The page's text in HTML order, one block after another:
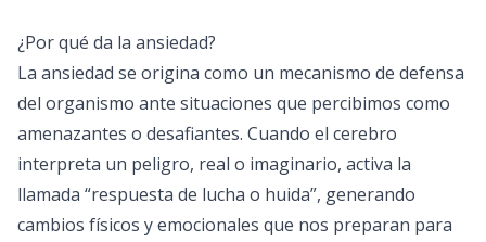
¿Por qué da la ansiedad?
La ansiedad se origina como un mecanismo de defensa
del organismo ante situaciones que percibimos como
amenazantes o desafiantes. Cuando el cerebro
interpreta un peligro, real o imaginario, activa la
llamada “respuesta de lucha o huida”, generando
cambios físicos y emocionales que nos preparan para